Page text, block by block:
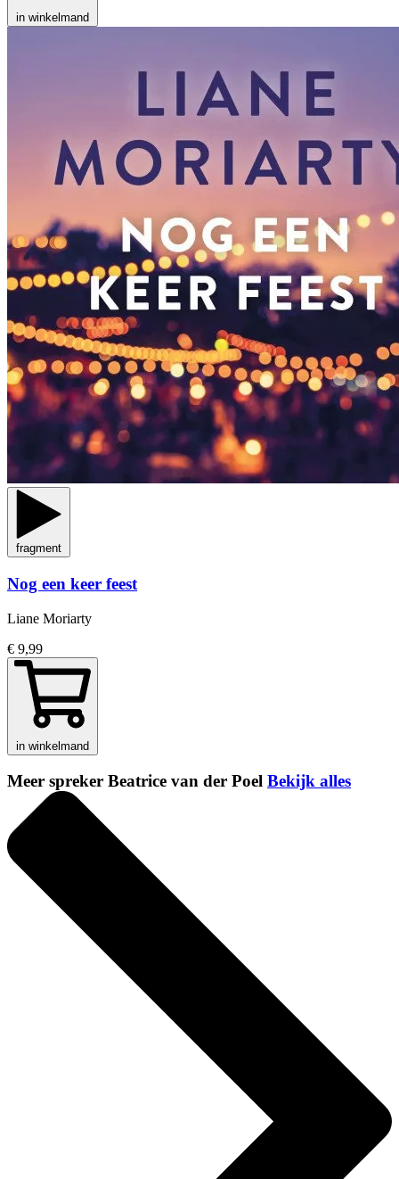
in winkelmand
fragment
Nog een keer feest
Liane Moriarty
€ 9,99
in winkelmand
Meer spreker Beatrice van der Poel Bekijk alles